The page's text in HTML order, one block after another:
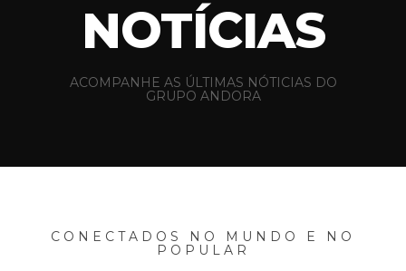
NOTÍCIAS
ACOMPANHE AS ÚLTIMAS NÓTICIAS DO
GRUPO ANDORA
CONECTADOS NO MUNDO E NO
POPULAR